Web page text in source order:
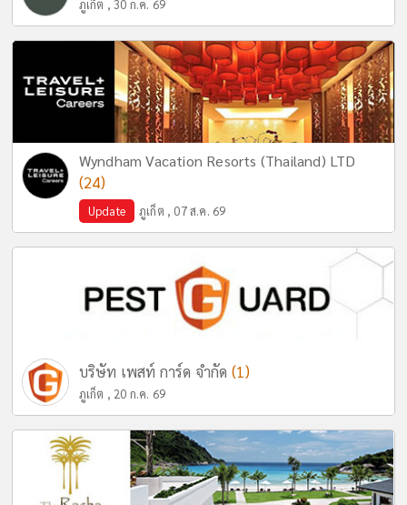
ภูเก็ต , 30 ก.ค. 69
Wyndham Vacation Resorts (Thailand) LTD
(24)
Update ภูเก็ต , 07 ส.ค. 69
บริษัท เพสท์ การ์ด จำกัด (1)
ภูเก็ต , 20 ก.ค. 69